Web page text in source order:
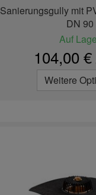
Sanierungsgully mit
DN 90
Auf
104,00
Weitere